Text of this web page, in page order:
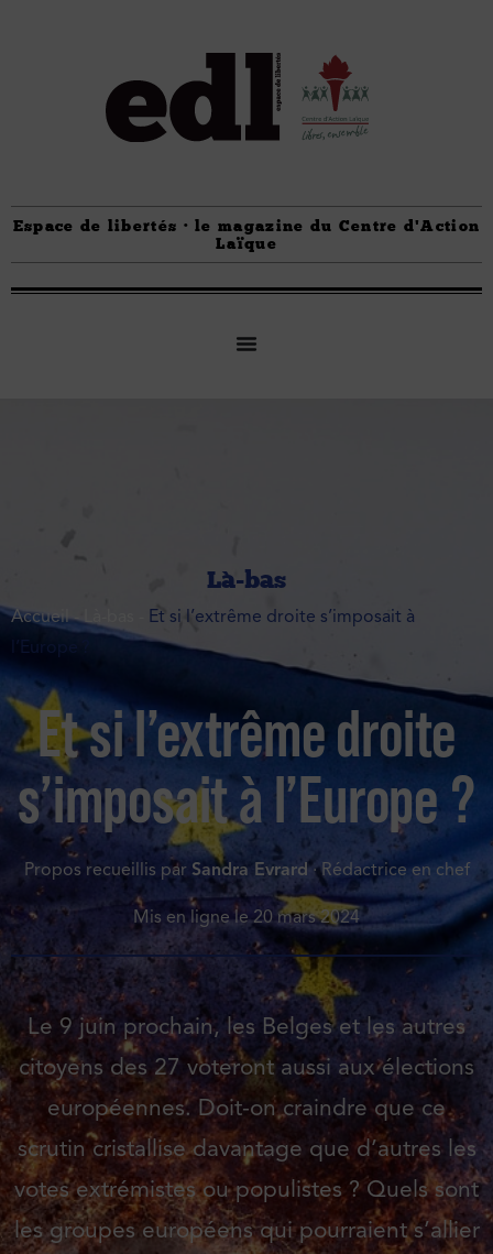
Espace de libertés · le magazine du Centre d'Action
Laïque
Là-bas
Accueil-Là-bas
Et si l’extrême droite s’imposait à
l’Europe ?
Et si l’extrême droite
s’imposait à l’Europe ?
Propos recueillis par Sandra Evrard· Rédactrice en chef
Mis en ligne le 20 mars 2024
Le 9 juin prochain, les Belges et les autres
citoyens des 27 voteront aussi aux élections
européennes. Doit-on craindre que ce
scrutin cristallise davantage que d’autres les
votes extrémistes ou populistes ? Quels sont
les groupes européens qui pourraient s’allier